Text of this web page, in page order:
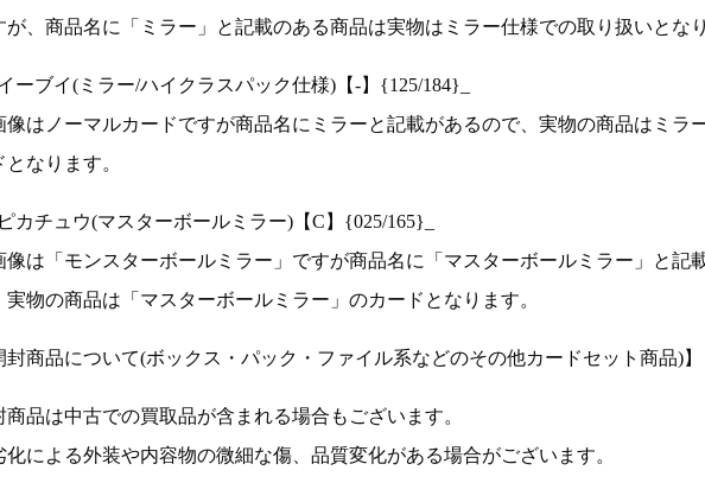
が、商品名に「ミラー」と記載のある商品は実物はミラー仕様での取り扱いとなり
ーブイ(ミラー/ハイクラスパック仕様)【-】{125/184}_
像はノーマルカードですが商品名にミラーと記載があるので、実物の商品はミラ
となります。
カチュウ(マスターボールミラー)【C】{025/165}_
像は「モンスターボールミラー」ですが商品名に「マスターボールミラー」と記
実物の商品は「マスターボールミラー」のカードとなります。
封商品について(ボックス・パック・ファイル系などのその他カードセット商品)】
商品は中古での買取品が含まれる場合もございます。
化による外装や内容物の微細な傷、品質変化がある場合がございます。